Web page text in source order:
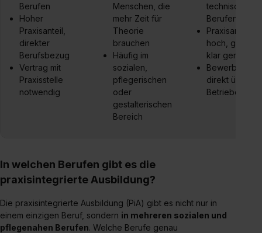
Berufen
Hoher
Praxisanteil,
direkter
Berufsbezug
Vertrag mit
Praxisstelle
notwendig
Menschen, die
mehr Zeit für
Theorie
brauchen
Häufig im
sozialen,
pflegerischen
oder
gestalterischen
Bereich
technischen
Berufen
Praxisanteil
hoch,
klar geregelt
Bewerbung
direkt über
Betriebe
In welchen Berufen gibt es die
praxisintegrierte Ausbildung?
Die praxisintegrierte Ausbildung (PiA) gibt es nicht nur in
einem einzigen Beruf, sondern in mehreren sozialen und
pflegenahen Berufen. Welche Berufe genau